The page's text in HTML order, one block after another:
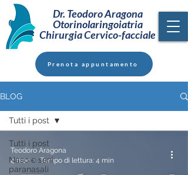
Dr. Teodoro Aragona
Otorinolaringoiatria
Chirurgia Cervico-facciale
Prenota appuntamento
BLOG
Tutti i post
Naso e seni
paranasali
Tutti i post
Teodoro Aragona
4 mar
Tempo di lettura: 4 min